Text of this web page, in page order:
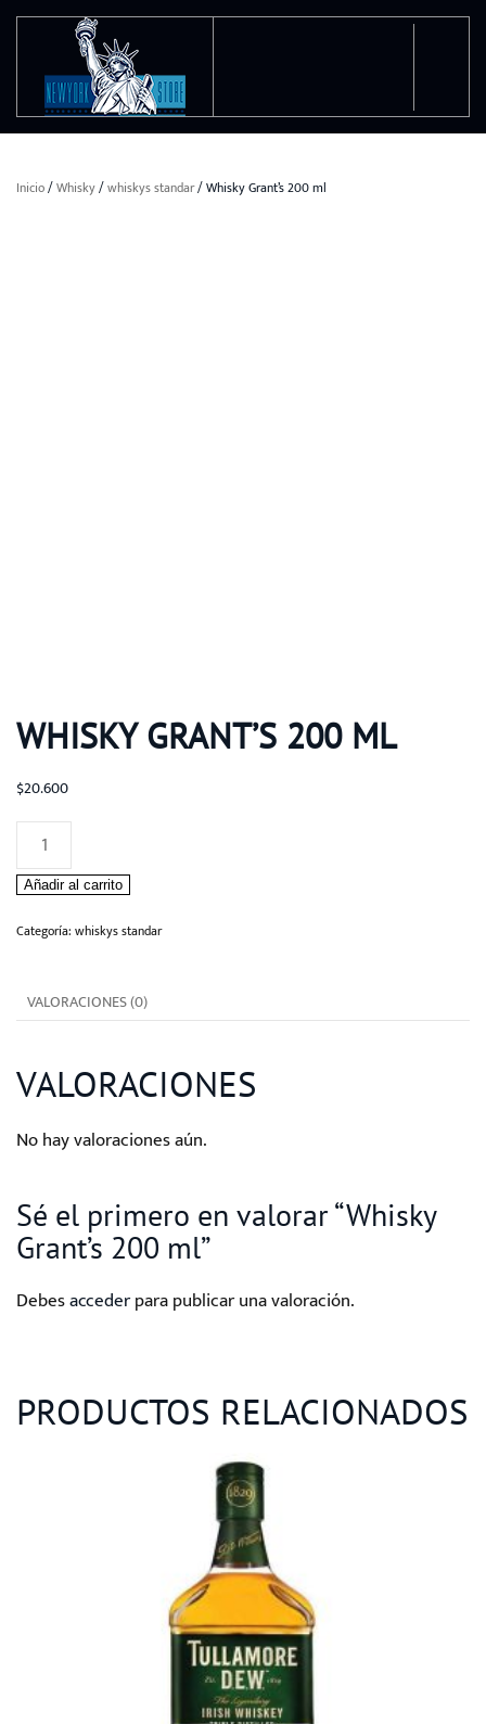
Ir al contenido principal
Inicio/Whisky/whiskys standar/ Whisky Grant’s 200 ml
WHISKY GRANT’S 200 ML
$20.600
Whisky
Grant's
200
ml
Añadir al carrito
Categoría: whiskys standar
VALORACIONES (0)
VALORACIONES
No hay valoraciones aún.
Sé el primero en valorar “Whisky
Grant’s 200 ml”
Debesaccederpara publicar una valoración.
PRODUCTOS RELACIONADOS